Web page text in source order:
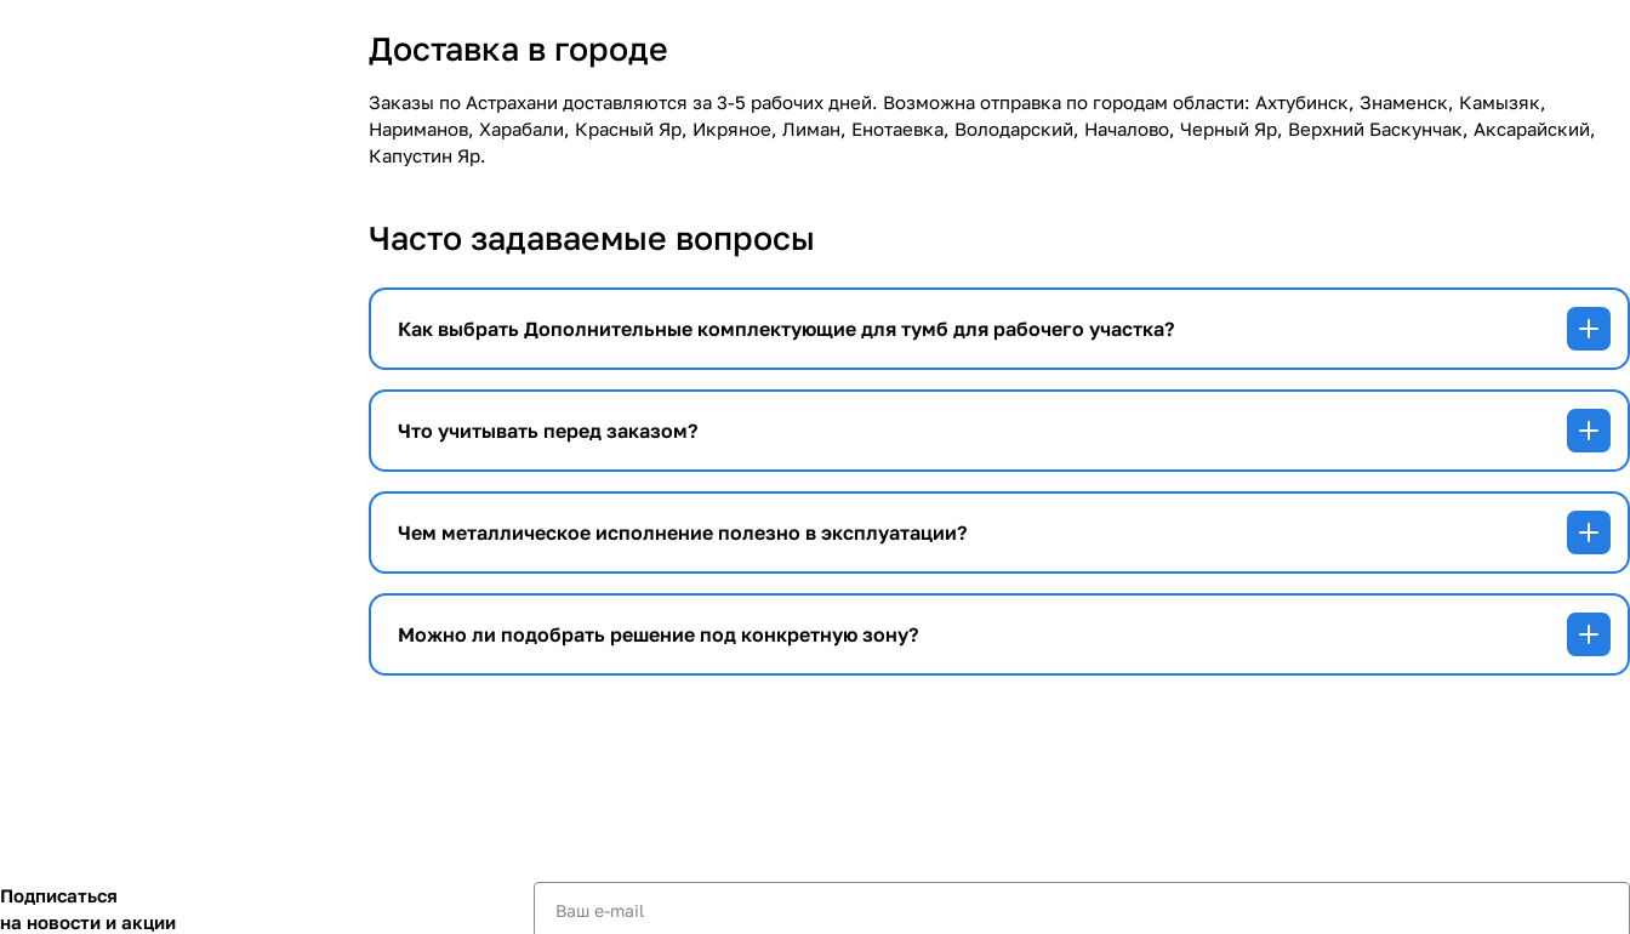
Доставка в городе
Заказы по Астрахани доставляются за 3-5 рабочих дней. Возможна отправка по городам области: Ахтубинск, Знаменск, Камызяк,
Нариманов, Харабали, Красный Яр, Икряное, Лиман, Енотаевка, Володарский, Началово, Черный Яр, Верхний Баскунчак, Аксарайский,
Капустин Яр.
Часто задаваемые вопросы
Как выбрать Дополнительные комплектующие для тумб для рабочего участка?
Что учитывать перед заказом?
Чем металлическое исполнение полезно в эксплуатации?
Можно ли подобрать решение под конкретную зону?
Подписаться
на новости и акции